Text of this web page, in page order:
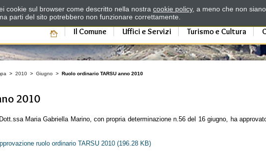
Il Comune Uffici e Servizi Turismo e Cultura
> 2010 > Giugno > Ruolo ordinario TARSU anno 2010
2010
Maria Gabriella Marino, con propria determinazione n.56 del 16 giugno, ha
ruolo ordinario TARSU 2010 (196.28 KB)
cookie sul browser come descritto nella nostra cookie policy, a meno che non
parti del sito potrebbero non funzionare correttamente.